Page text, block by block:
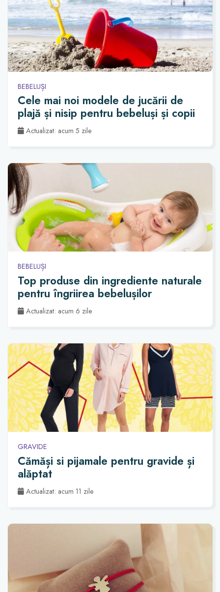
BEBELUȘI
Cele mai noi modele de jucării de
plajă și nisip pentru bebeluși și copii
Actualizat: acum 5 zile
BEBELUȘI
Top produse din ingrediente naturale
pentru îngriirea bebelușilor
Actualizat: acum 6 zile
GRAVIDE
Cămăși si pijamale pentru gravide și
alăptat
Actualizat: acum 11 zile